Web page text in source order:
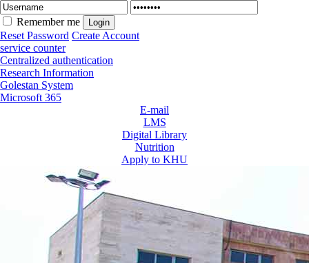
Remember me
Reset Password Create Account
service counter
Centralized authentication
Research Information
Golestan System
Microsoft 365
E-mail
LMS
Digital Library
Nutrition
Apply to KHU